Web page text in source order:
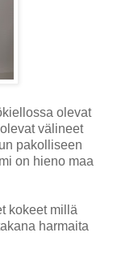
olevat
välineet
pakolliseen
on hieno maa
kokeet millä
harmaita